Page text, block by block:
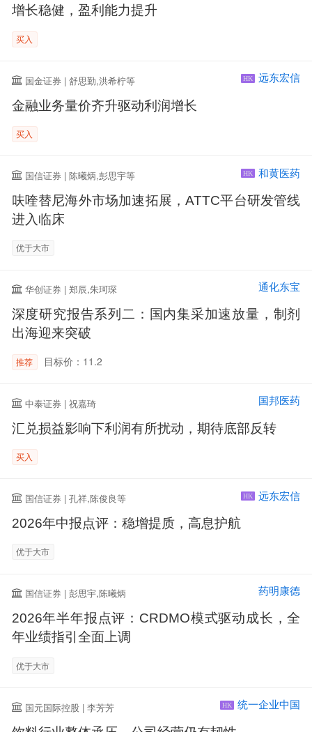
增长稳健，盈利能力提升
买入
国金证券 | 舒思勤,洪希柠等 HK 远东宏信
金融业务量价齐升驱动利润增长
买入
国信证券 | 陈曦炳,彭思宇等 HK 和黄医药
呋喹替尼海外市场加速拓展，ATTC平台研发管线
进入临床
优于大市
华创证券 | 郑辰,朱珂琛 通化东宝
深度研究报告系列二：国内集采加速放量，制剂
出海迎来突破
推荐 目标价：11.2
中泰证券 | 祝嘉琦 国邦医药
汇兑损益影响下利润有所扰动，期待底部反转
买入
国信证券 | 孔祥,陈俊良等 HK 远东宏信
2026年中报点评：稳增提质，高息护航
优于大市
国信证券 | 彭思宇,陈曦炳 药明康德
2026年半年报点评：CRDMO模式驱动成长，全
年业绩指引全面上调
优于大市
国元国际控股 | 李芳芳 HK 统一企业中国